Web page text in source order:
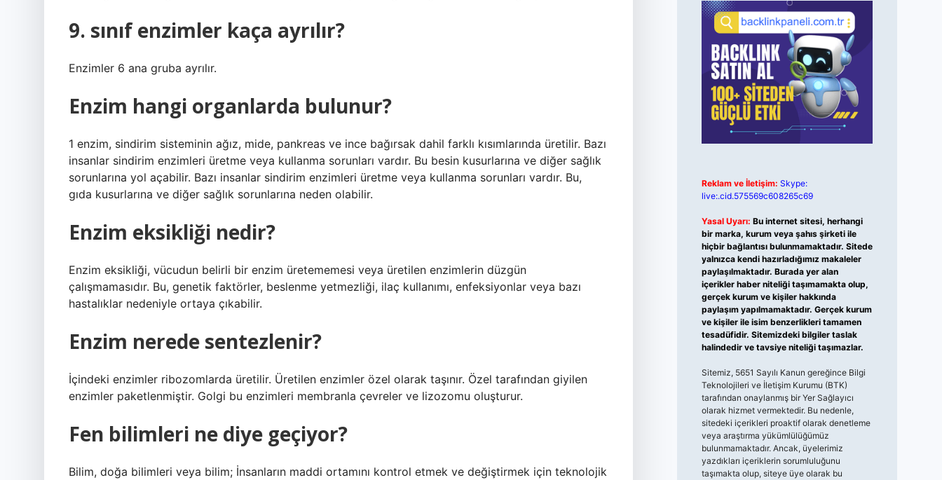
9. sınıf enzimler kaça ayrılır?
Enzimler 6 ana gruba ayrılır.
Enzim hangi organlarda bulunur?
1 enzim, sindirim sisteminin ağız, mide, pankreas ve ince bağırsak dahil farklı kısımlarında üretilir. Bazı
insanlar sindirim enzimleri üretme veya kullanma sorunları vardır. Bu besin kusurlarına ve diğer sağlık
sorunlarına yol açabilir. Bazı insanlar sindirim enzimleri üretme veya kullanma sorunları vardır. Bu,
gıda kusurlarına ve diğer sağlık sorunlarına neden olabilir.
Enzim eksikliği nedir?
Enzim eksikliği, vücudun belirli bir enzim üretememesi veya üretilen enzimlerin düzgün
çalışmamasıdır. Bu, genetik faktörler, beslenme yetmezliği, ilaç kullanımı, enfeksiyonlar veya bazı
hastalıklar nedeniyle ortaya çıkabilir.
Enzim nerede sentezlenir?
İçindeki enzimler ribozomlarda üretilir. Üretilen enzimler özel olarak taşınır. Özel tarafından giyilen
enzimler paketlenmiştir. Golgi bu enzimleri membranla çevreler ve lizozomu oluşturur.
Fen bilimleri ne diye geçiyor?
Bilim, doğa bilimleri veya bilim; İnsanların maddi ortamını kontrol etmek ve değiştirmek için teknolojik
Reklam ve İletişim: Skype:
live:.cid.575569c608265c69
Yasal Uyarı: Bu internet sitesi, herhangi
bir marka, kurum veya şahıs şirketi ile
hiçbir bağlantısı bulunmamaktadır. Sitede
yalnızca kendi hazırladığımız makaleler
paylaşılmaktadır. Burada yer alan
içerikler haber niteliği taşımamakta olup,
gerçek kurum ve kişiler hakkında
paylaşım yapılmamaktadır. Gerçek kurum
ve kişiler ile isim benzerlikleri tamamen
tesadüfidir. Sitemizdeki bilgiler taslak
halindedir ve tavsiye niteliği taşımazlar.
Sitemiz, 5651 Sayılı Kanun gereğince Bilgi
Teknolojileri ve İletişim Kurumu (BTK)
tarafından onaylanmış bir Yer Sağlayıcı
olarak hizmet vermektedir. Bu nedenle,
sitedeki içerikleri proaktif olarak denetleme
veya araştırma yükümlülüğümüz
bulunmamaktadır. Ancak, üyelerimiz
yazdıkları içeriklerin sorumluluğunu
taşımakta olup, siteye üye olarak bu